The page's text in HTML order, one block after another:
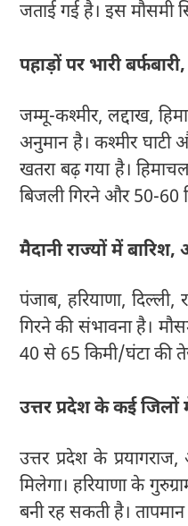
जताई गई है। इस मौसमी
पहाड़ों पर भारी
जम्मू-कश्मीर, लद्दाख,
अनुमान है। कश्मीर घाटी
खतरा बढ़ गया है।
बिजली गिरने और 50-60
मैदानी राज्यों में
पंजाब, हरियाणा,
गिरने की संभावना है।
40 से 65 किमी/घंटा की
उत्तर प्रदेश के कई
उत्तर प्रदेश के
मिलेगा। हरियाणा के
बनी रह सकती है।